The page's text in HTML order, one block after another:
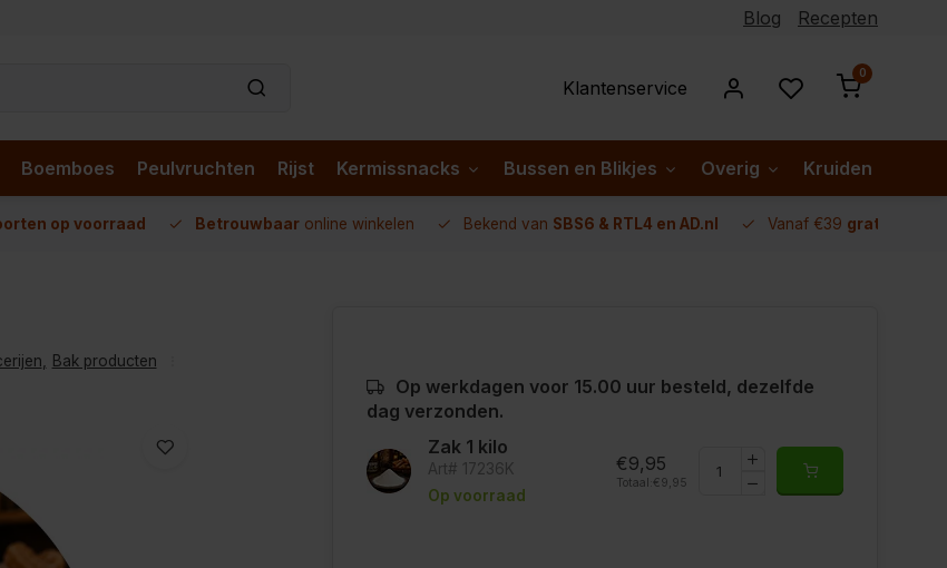
Blog Recepten
Klantenservice
0
Boemboes Peulvruchten Rijst Kermissnacks Bussen en Blikjes Overig Kruiden per
op voorraad Betrouwbaar online winkelen Bekend van SBS6 & RTL4 en AD.nl Vanaf €39 gratis
Bak producten
Op werkdagen voor 15.00 uur besteld, dezelfde
dag verzonden.
Zak 1 kilo
Art# 17236K
Op voorraad
€9,95
Totaal: €9,95